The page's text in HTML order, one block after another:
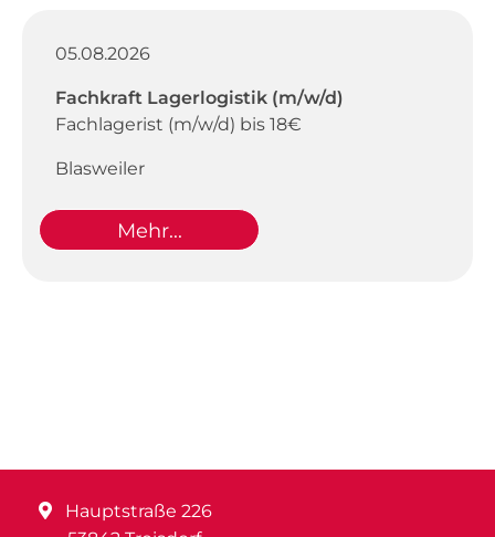
05.08.2026
Fachkraft Lagerlogistik (m/w/d)
Fachlagerist (m/w/d) bis 18€
Blasweiler
Mehr...
Hauptstraße 226